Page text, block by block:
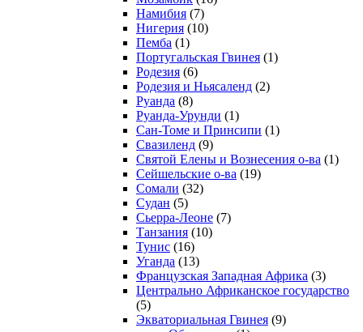
Намибия (7)
Нигерия (10)
Пемба (1)
Португальская Гвинея (1)
Родезия (6)
Родезия и Ньясаленд (2)
Руанда (8)
Руанда-Урунди (1)
Сан-Томе и Принсипи (1)
Свазиленд (9)
Святой Елены и Вознесения о-ва (1)
Сейшельские о-ва (19)
Сомали (32)
Судан (5)
Сьерра-Леоне (7)
Танзания (10)
Тунис (16)
Уганда (13)
Французская Западная Африка (3)
Центрально Африканское государство
(5)
Экваториальная Гвинея (9)